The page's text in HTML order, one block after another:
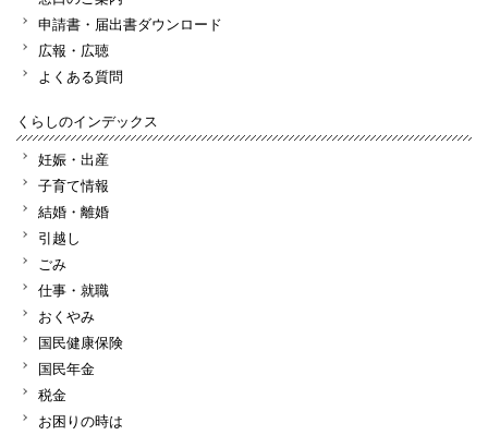
申請書・届出書ダウンロード
広報・広聴
よくある質問
くらしのインデックス
妊娠・出産
子育て情報
結婚・離婚
引越し
ごみ
仕事・就職
おくやみ
国民健康保険
国民年金
税金
お困りの時は